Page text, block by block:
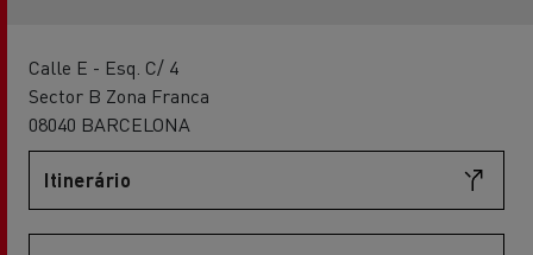
Calle E - Esq. C/ 4
Sector B Zona Franca
08040 BARCELONA
Itinerário